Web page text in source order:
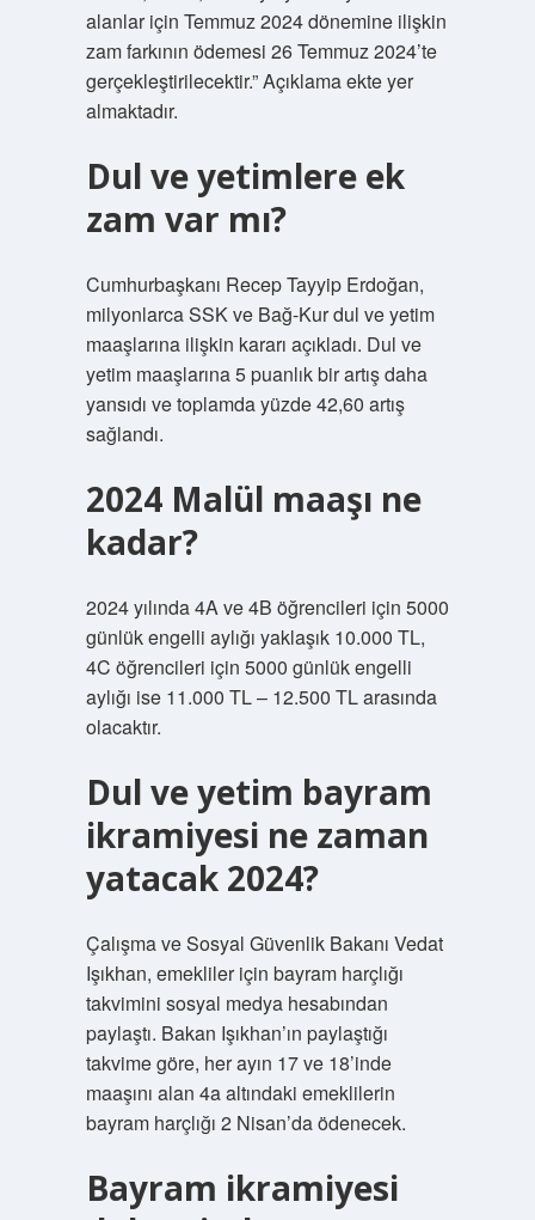
alanlar için Temmuz 2024 dönemine ilişkin
zam farkının ödemesi 26 Temmuz 2024’te
gerçekleştirilecektir.” Açıklama ekte yer
almaktadır.
Dul ve yetimlere ek
zam var mı?
Cumhurbaşkanı Recep Tayyip Erdoğan,
milyonlarca SSK ve Bağ-Kur dul ve yetim
maaşlarına ilişkin kararı açıkladı. Dul ve
yetim maaşlarına 5 puanlık bir artış daha
yansıdı ve toplamda yüzde 42,60 artış
sağlandı.
2024 Malül maaşı ne
kadar?
2024 yılında 4A ve 4B öğrencileri için 5000
günlük engelli aylığı yaklaşık 10.000 TL,
4C öğrencileri için 5000 günlük engelli
aylığı ise 11.000 TL – 12.500 TL arasında
olacaktır.
Dul ve yetim bayram
ikramiyesi ne zaman
yatacak 2024?
Çalışma ve Sosyal Güvenlik Bakanı Vedat
Işıkhan, emekliler için bayram harçlığı
takvimini sosyal medya hesabından
paylaştı. Bakan Işıkhan’ın paylaştığı
takvime göre, her ayın 17 ve 18’inde
maaşını alan 4a altındaki emeklilerin
bayram harçlığı 2 Nisan’da ödenecek.
Bayram ikramiyesi